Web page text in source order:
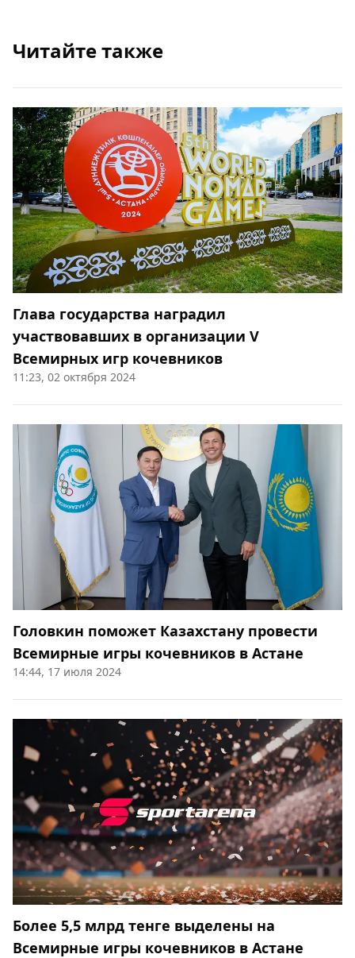
Читайте также
Глава государства наградил
участвовавших в организации V
Всемирных игр кочевников
11:23, 02 октября 2024
Головкин поможет Казахстану провести
Всемирные игры кочевников в Астане
14:44, 17 июля 2024
Более 5,5 млрд тенге выделены на
Всемирные игры кочевников в Астане